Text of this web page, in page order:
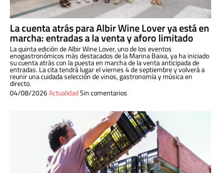
La cuenta atrás para Albir Wine Lover ya está en
marcha: entradas a la venta y aforo limitado
La quinta edición de Albir Wine Lover, uno de los eventos
enogastronómicos más destacados de la Marina Baixa, ya ha iniciado
su cuenta atrás con la puesta en marcha de la venta anticipada de
entradas. La cita tendrá lugar el viernes 4 de septiembre y volverá a
reunir una cuidada selección de vinos, gastronomía y música en
directo.
04/08/2026ActualidadSin comentarios